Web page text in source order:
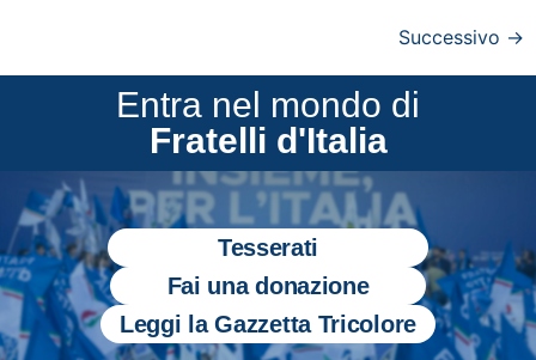
Successivo →
Entra nel mondo di
Fratelli d'Italia
Tesserati
Fai una donazione
Leggi la Gazzetta Tricolore